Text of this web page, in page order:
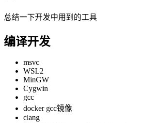
总结一下开发中用到的工具
编译开发
msvc
WSL2
MinGW
Cygwin
gcc
docker gcc镜像
clang